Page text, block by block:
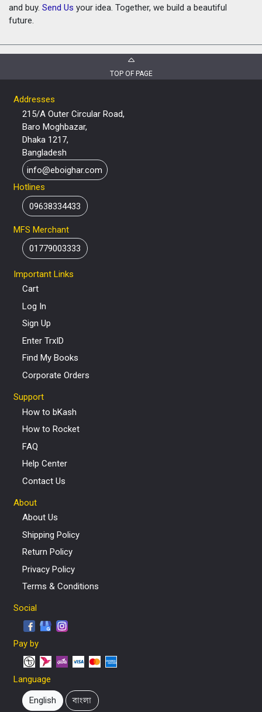
and buy. Send Us your idea. Together, we build a beautiful
future.
TOP OF PAGE
Addresses
215/A Outer Circular Road,
Baro Moghbazar,
Dhaka 1217,
Bangladesh
info@eboighar.com
Hotlines
09638334433
MFS Merchant
01779003333
Important Links
Cart
Log In
Sign Up
Enter TrxID
Find My Books
Corporate Orders
Support
How to bKash
How to Rocket
FAQ
Help Center
Contact Us
About
About Us
Shipping Policy
Return Policy
Privacy Policy
Terms & Conditions
Social
Pay by
Language
English বাংলা